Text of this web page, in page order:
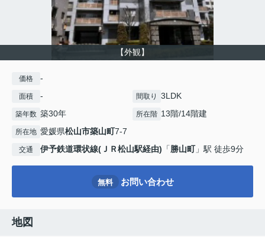
【外観】
価格 -
面積 - 間取り 3LDK
築年数 築30年 所在階 13階/14階建
所在地 愛媛県松山市築山町7-7
交通 伊予鉄道環状線(ＪＲ松山駅経由) 「勝山町」駅 徒歩9分
無料 お問い合わせ
地図